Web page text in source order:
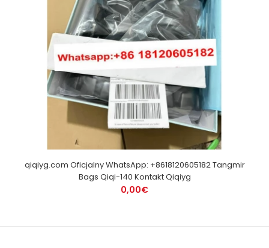
qiqiyg.com Oficjalny WhatsApp: +8618120605182 Tangmir
Bags Qiqi-140 Kontakt Qiqiyg
0,00€